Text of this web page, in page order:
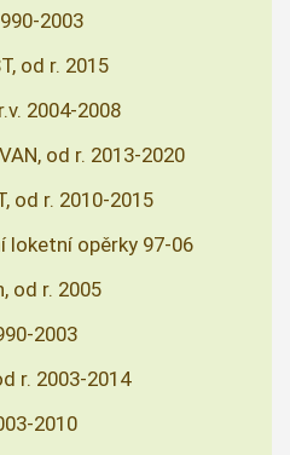
2003
od r. 2015
2004-2008
od r. 2013-2020
od r. 2010-2015
loketní opěrky 97-06
od r. 2005
2003
r. 2003-2014
2010